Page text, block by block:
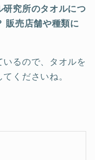
研究所のタオルにつ
販売店舗や種類に
るので、タオルを
くださいね。